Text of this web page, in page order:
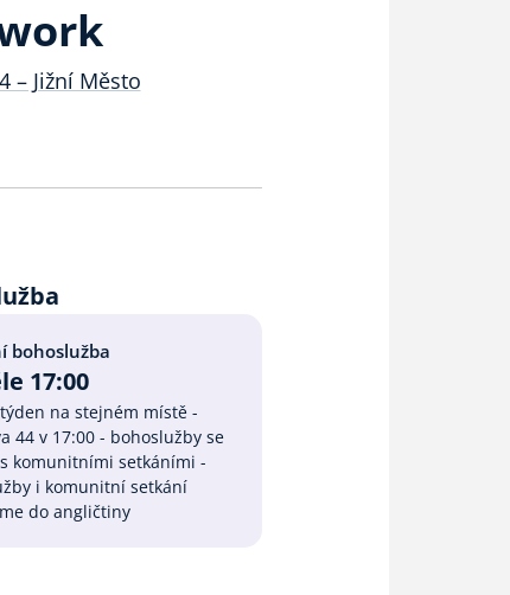
– Jižní Město
bohoslužba
17:00
na stejném místě -
44 v 17:00 - bohoslužby se
komunitními setkáními -
i komunitní setkání
do angličtiny